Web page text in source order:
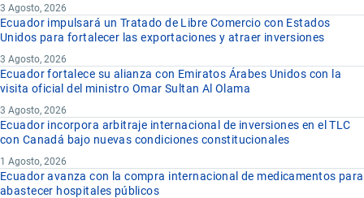
3 Agosto, 2026
Ecuador impulsará un Tratado de Libre Comercio con Estados
Unidos para fortalecer las exportaciones y atraer inversiones
3 Agosto, 2026
Ecuador fortalece su alianza con Emiratos Árabes Unidos con la
visita oficial del ministro Omar Sultan Al Olama
3 Agosto, 2026
Ecuador incorpora arbitraje internacional de inversiones en el TLC
con Canadá bajo nuevas condiciones constitucionales
1 Agosto, 2026
Ecuador avanza con la compra internacional de medicamentos para
abastecer hospitales públicos